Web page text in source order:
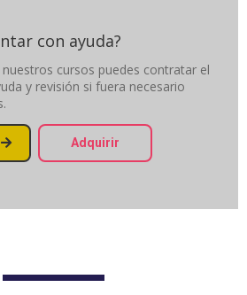
con ayuda?
cursos puedes contratar el
y revisión si fuera necesario
 Adquirir